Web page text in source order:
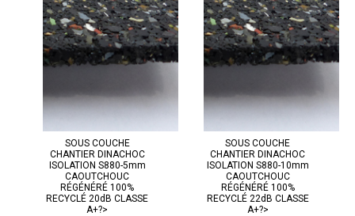
SOUS COUCHE
CHANTIER DINACHOC
ISOLATION S880-5mm
CAOUTCHOUC
RÉGÉNÉRÉ 100%
RECYCLÉ 20dB CLASSE
A+?>
SOUS COUCHE
CHANTIER DINACHOC
ISOLATION S880-10mm
CAOUTCHOUC
RÉGÉNÉRÉ 100%
RECYCLÉ 22dB CLASSE
A+?>